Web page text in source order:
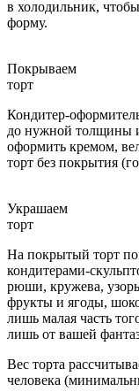
в холодильник,
форму.
Покрываем
торт
Кондитер-
до нужной толщины и
оформить кремом,
торт без покрытия
Украшаем
торт
На покрытый торт
кондитерами-
рюши, кружева,
фрукты и ягоды,
лишь малая часть
лишь от вашей
Вес торта
человека